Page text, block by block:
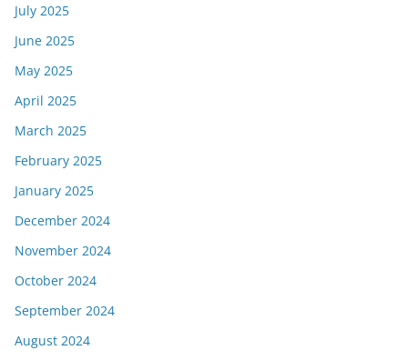
July 2025
June 2025
May 2025
April 2025
March 2025
February 2025
January 2025
December 2024
November 2024
October 2024
September 2024
August 2024